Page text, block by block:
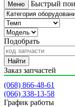
Меню Быстрый
Подобрать
Найти
Заказ запчастей
(068) 866-48-61
(066) 338-13-58
График работы